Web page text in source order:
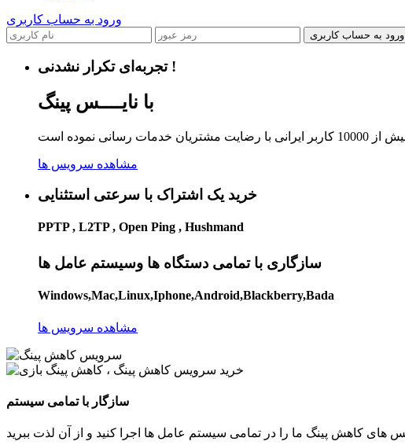
ورود به حساب کاربری
ورود به حساب کاربری
تجربه‌ای تکرار نشدنی !
با نایــــس پینگ
مشاهده سرویس ها
خرید یک اشتراک با سرعتی استثنایی
PPTP , L2TP , Open Ping , Hushmand
سازگاری با تمامی دستگاه ها وسیستم عامل ها
Windows,Mac,Linux,Iphone,Android,Blackberry,Bada
مشاهده سرویس ها
سازگار با تمامی سیستم